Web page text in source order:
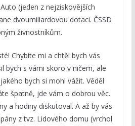
(jeden z nejziskovějších
dvoumiliardovou dotaci. ČSSD
živnostníkům.
Chybíte mi a chtěl bych vás
bych s vámi skoro v ničem, ale
bych si mohl vážit. Věděl
špatně, jde vám o dobrou věc.
a hodiny diskutoval. A až by vás
z tvz. Lidového domu (vrchol